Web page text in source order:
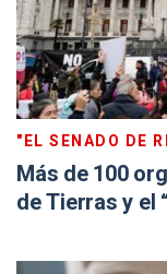
"EL SENADO DE
Más de 100
de Tierras y el